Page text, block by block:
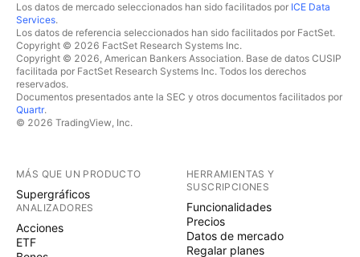
Los datos de mercado seleccionados han sido facilitados por ICE Data
Services.
Los datos de referencia seleccionados han sido facilitados por FactSet.
Copyright © 2026 FactSet Research Systems Inc.
Copyright © 2026, American Bankers Association. Base de datos CUSIP
facilitada por FactSet Research Systems Inc. Todos los derechos
reservados.
Documentos presentados ante la SEC y otros documentos facilitados por
Quartr.
© 2026 TradingView, Inc.
MÁS QUE UN PRODUCTO
Supergráficos
ANALIZADORES
Acciones
ETF
HERRAMIENTAS Y
SUSCRIPCIONES
Funcionalidades
Precios
Datos de mercado
Regalar planes